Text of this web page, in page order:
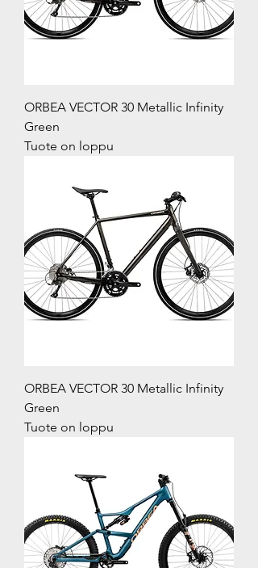
ORBEA VECTOR 30 Metallic Infinity
Green
Tuote on loppu
ORBEA VECTOR 30 Metallic Infinity
Green
Tuote on loppu